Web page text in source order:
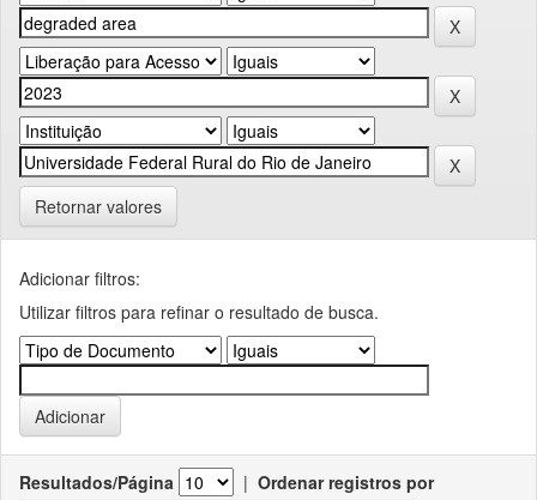
Retornar valores
Adicionar filtros:
Utilizar filtros para refinar o resultado de busca.
Resultados/Página | Ordenar registros por